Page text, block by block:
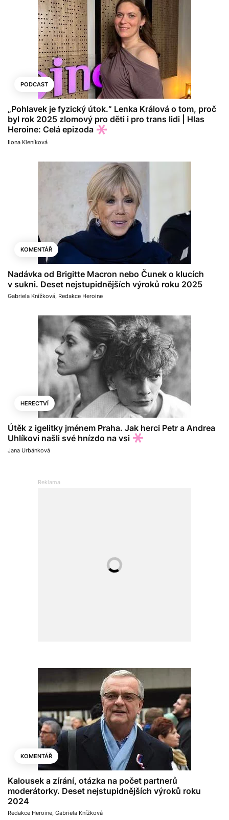
PODCAST
„Pohlavek je fyzický útok.“ Lenka Králová o tom, proč
byl rok 2025 zlomový pro děti i pro trans lidi | Hlas
Heroine: Celá epizoda
Ilona Kleníková
KOMENTÁŘ
Nadávka od Brigitte Macron nebo Čunek o klucích
v sukni. Deset nejstupidnějších výroků roku 2025
Gabriela Knížková Redakce Heroine
HERECTVÍ
Útěk z igelitky jménem Praha. Jak herci Petr a Andrea
Uhlíkovi našli své hnízdo na vsi
Jana Urbánková
KOMENTÁŘ
Kalousek a zírání, otázka na počet partnerů
moderátorky. Deset nejstupidnějších výroků roku
2024
Redakce Heroine Gabriela Knížková